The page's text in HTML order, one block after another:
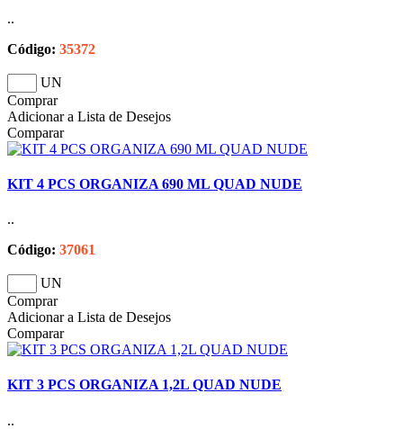
..
Código: 35372
UN
Comprar
Adicionar a Lista de Desejos
Comparar
KIT 4 PCS ORGANIZA 690 ML QUAD NUDE
..
Código: 37061
UN
Comprar
Adicionar a Lista de Desejos
Comparar
KIT 3 PCS ORGANIZA 1,2L QUAD NUDE
..